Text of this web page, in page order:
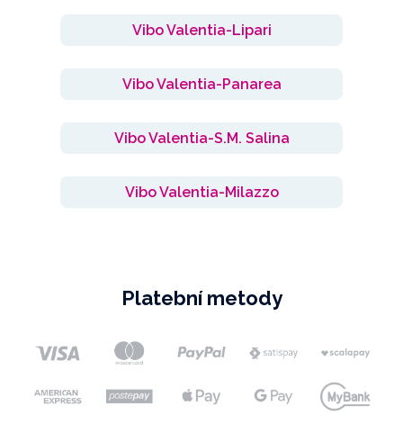
Vibo Valentia-Lipari
Vibo Valentia-Panarea
Vibo Valentia-S.M. Salina
Vibo Valentia-Milazzo
Platební metody